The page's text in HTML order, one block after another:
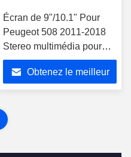
Écran de 9"/10.1" Pour
Peugeot 508 2011-2018
Stereo multimédia pour
voiture
Obtenez le meilleur